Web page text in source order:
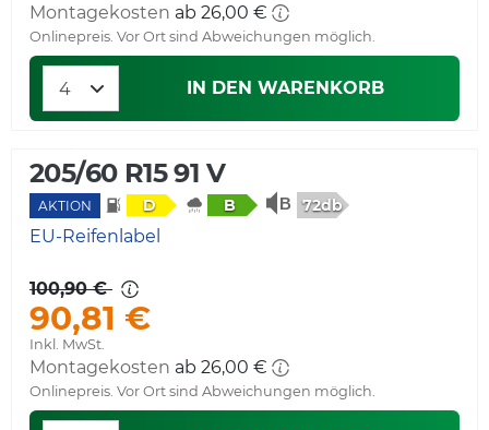
Montagekosten ab 26,00 €
Onlinepreis. Vor Ort sind Abweichungen möglich.
IN DEN WARENKORB
205/60 R15 91 V
AKTION D B 72db
EU-Reifenlabel
100,90 €
90,81 €
Inkl. MwSt.
Montagekosten ab 26,00 €
Onlinepreis. Vor Ort sind Abweichungen möglich.